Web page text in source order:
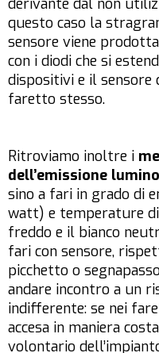
derivante dal non
questo caso la
sensore viene
con i diodi che si
dispositivi e il
faretto stesso.
Ritroviamo inoltre i
dell’emissione
sino a fari in grado di
watt) e temperature
freddo e il bianco
fari con sensore,
picchetto o
andare incontro a un
indifferente: se nei
accesa in maniera
volontario